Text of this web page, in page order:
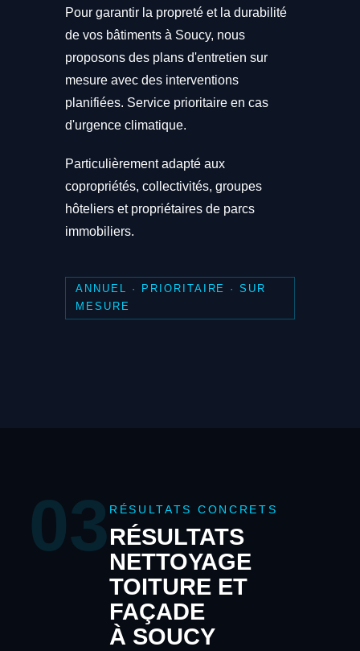
Pour garantir la propreté et la durabilité
de vos bâtiments à Soucy, nous
proposons des plans d'entretien sur
mesure avec des interventions
planifiées. Service prioritaire en cas
d'urgence climatique.
Particulièrement adapté aux
copropriétés, collectivités, groupes
hôteliers et propriétaires de parcs
immobiliers.
ANNUEL · PRIORITAIRE · SUR
MESURE
03 RÉSULTATS CONCRETS
RÉSULTATS
NETTOYAGE
TOITURE ET
FAÇADE
À SOUCY